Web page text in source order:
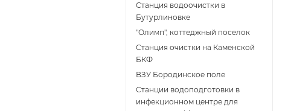
Станция водоочистки в
Бутурлиновке
"Олимп", коттеджный поселок
Станция очистки на Каменской
БКФ
ВЗУ Бородинское поле
Станции водоподготовки в
инфекционном центре для